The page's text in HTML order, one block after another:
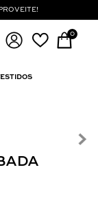
0